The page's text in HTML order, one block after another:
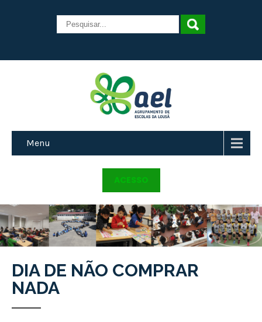
Menu
ACESSO
DIA DE NÃO COMPRAR
NADA